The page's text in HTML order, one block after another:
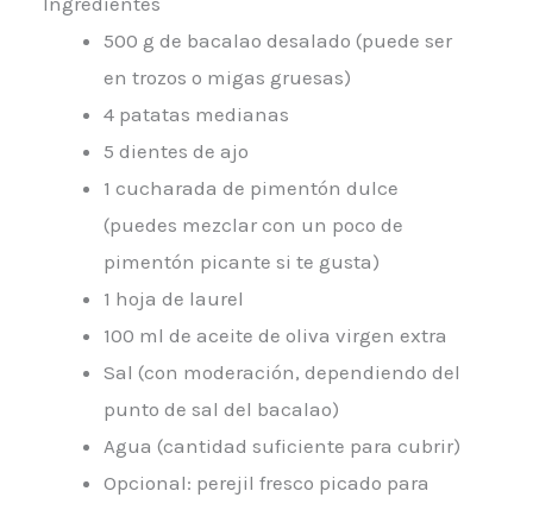
500 g de bacalao desalado (puede ser
en trozos o migas gruesas)
4 patatas medianas
5 dientes de ajo
1 cucharada de pimentón dulce
(puedes mezclar con un poco de
pimentón picante si te gusta)
1 hoja de laurel
100 ml de aceite de oliva virgen extra
Sal (con moderación, dependiendo del
punto de sal del bacalao)
Agua (cantidad suficiente para cubrir)
Opcional: perejil fresco picado para